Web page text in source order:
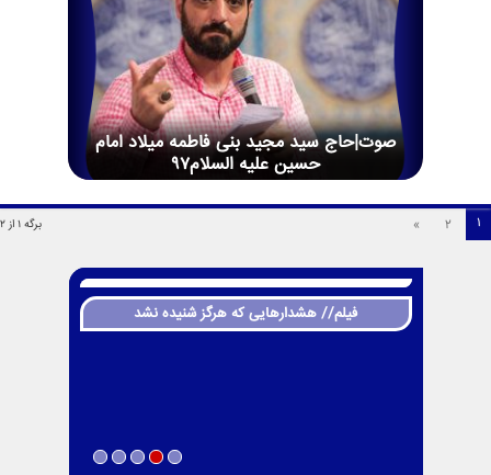
صوت|حاج سید مجید بنی فاطمه میلاد امام
حسین علیه السلام97
برگه 1 از 2 1
2
»
فیلم// هشدارهایی که هرگز شنیده نشد